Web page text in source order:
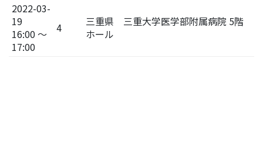
2022-03-
19
16:00 ～
17:00
4
三重県 三重大学医学部附属病院 5階
ホール